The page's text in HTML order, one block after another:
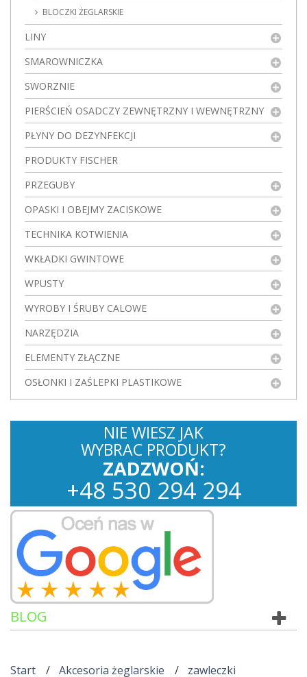
BLOCZKI ŻEGLARSKIE
LINY
SMAROWNICZKA
SWORZNIE
PIERŚCIEŃ OSADCZY ZEWNĘTRZNY I WEWNĘTRZNY
PŁYNY DO DEZYNFEKCJI
PRODUKTY FISCHER
PRZEGUBY
OPASKI I OBEJMY ZACISKOWE
TECHNIKA KOTWIENIA
WKŁADKI GWINTOWE
WPUSTY
WYROBY I ŚRUBY CALOWE
NARZĘDZIA
ELEMENTY ZŁĄCZNE
OSŁONKI I ZAŚLEPKI PLASTIKOWE
NIE WIESZ JAK
WYBRAC PRODUKT?
ZADZWOŃ:
+48 530 294 294
BLOG
Start Akcesoria żeglarskie zawleczki